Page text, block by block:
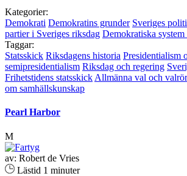
Kategorier:
Demokrati Demokratins grunder Sveriges
partier i Sveriges riksdag Demokratiska
Taggar:
Statsskick Riksdagens historia Presidentialism
semipresidentialism Riksdag och regering
Frihetstidens statsskick Allmänna val och
om samhällskunskap
Pearl Harbor
M
av: Robert de Vries
Lästid 1 minuter